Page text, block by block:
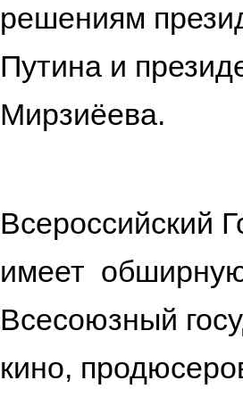
решениям
Путина и
Мирзиёева.
Всероссийский
имеет
Всесоюзный
кино,